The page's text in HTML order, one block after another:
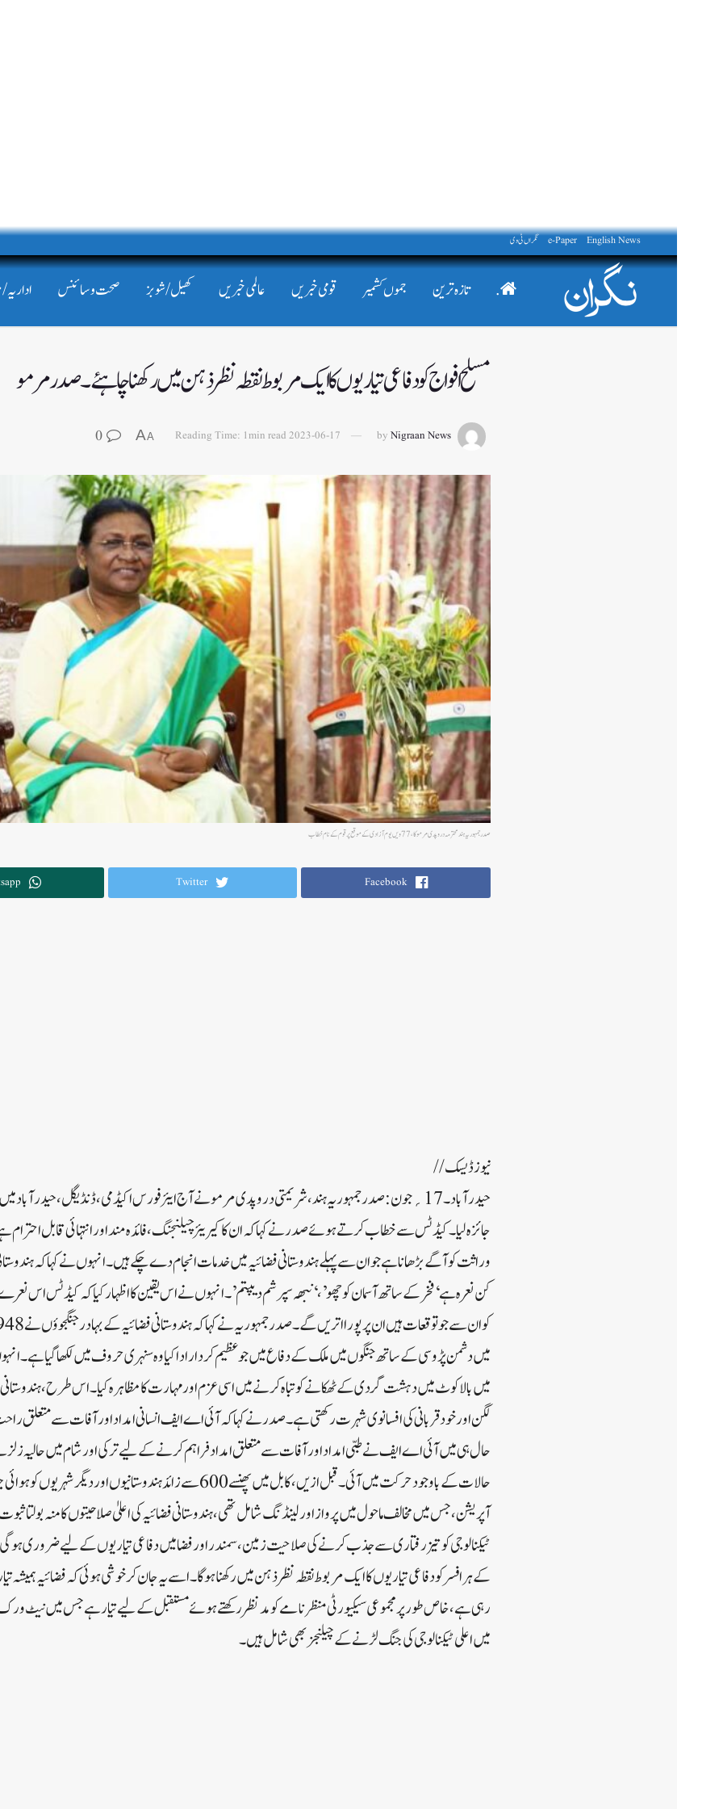
English News
e-Paper نگراں ٹی وی
. تازہ ترین جموں کشمیر قومی خبریں عالمی خبریں کھیل/شوبز صحت و سائنس
مسلح افواج کو دفاعی تیاریوں کا ایک مربوط نقطہ نظر ذہن میں رکھنا چاہئے۔ صدر مرمو
by Nigraan News
2023-06-17
Reading Time: 1min read
A
A
صدرجمہوریہ ہند محترمہ دروپدی مرمو کا، 77 ویں یوم آزادی کے موقع پر قوم کے نام خطاب
Facebook
Twitter
نیوز ڈیسک//
حیدر آباد۔ 17؍جون: صدر جمہوریہ ہند، شریمتی دروپدی مرمو نے آج ایئر فورس اکیڈمی، ڈنڈیگل، حیدرآباد
جائزہ لیا۔ کیڈٹس سے خطاب کرتے ہوئے صدر نے کہا کہ ان کا کیریئر چیلنجنگ، فائدہ مند اور انتہائی قابل
وراثت کو آگے بڑھانا ہے جو ان سے پہلے ہندوستانی فضائیہ میں خدمات انجام دے چکے ہیں۔ انہوں نے کہا کہ
کن نعرہ ہے ‘ فخر کے ساتھ آسمان کو چھو’، ‘نبھہ سپرشم دیپتم’ ۔ انہوں نے اس یقین کا اظہار کیا کہ کیڈٹس اس
میں دشمن پڑوسی کے ساتھ جنگوں میں ملک کے دفاع میں جو عظیم کردار ادا کیا وہ سنہری حروف میں لکھا گیا ہے۔
میں بالاکوٹ میں دہشت گردی کے ٹھکانے کو تباہ کرنے میں اسی عزم اور مہارت کا مظاہرہ کیا۔ اس طرح،
لگن اور خود قربانی کی افسانوی شہرت رکھتی ہے۔ صدر نے کہا کہ آئی اے ایف انسانی امداد اور آفات سے متعلق
حال ہی میں آئی اے ایف نے طبی امداد اور آفات سے متعلق امداد فراہم کرنے کے لیے ترکی اور شام میں حالیہ
حالات کے باوجود حرکت میں آئی۔ قبل ازیں، کابل میں پھنسے 600 سے زائد ہندوستانیوں
آپریشن، جس میں مخالف ماحول میں پرواز اور لینڈنگ شامل تھی، ہندوستانی فضائیہ کی اعلیٰ صلاحیتوں کا منہ بولتا
ٹیکنالوجی کو تیز رفتاری سے جذب کرنے کی صلاحیت زمین، سمندر اور فضا میں دفاعی تیاریوں کے لیے ضروری ہو
کے ہر افسر کو دفاعی تیاریوں کا ایک مربوط نقطہ نظر ذہن میں رکھنا ہوگا۔ اسے یہ جان کر خوشی ہوئی کہ فضائیہ ہمیشہ
رہی ہے، خاص طور پر مجموعی سیکیورٹی منظر نامے کو مدنظر رکھتے ہوئے مستقبل کے لیے تیار ہے جس میں نیٹ ورک
میں اعلی ٹیکنالوجی کی جنگ لڑنے کے چیلنجز بھی شامل ہیں۔